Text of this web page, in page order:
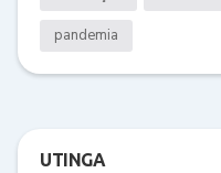
pandemia
UTINGA